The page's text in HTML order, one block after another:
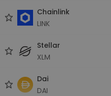
Chainlink
LINK
Stellar
XLM
Dai
DAI